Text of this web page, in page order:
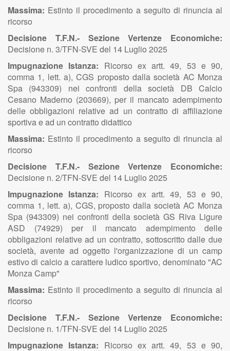
Massima: Estinto il procedimento a seguito di rinuncia al
ricorso
Decisione T.F.N.- Sezione Vertenze Economiche:
Decisione n. 3/TFN-SVE del 14 Luglio 2025
Impugnazione Istanza: Ricorso ex artt. 49, 53 e 90,
comma 1, lett. a), CGS proposto dalla società AC Monza
Spa (943309) nei confronti della società DB Calcio
Cesano Maderno (203669), per il mancato adempimento
delle obbligazioni relative ad un contratto di affiliazione
sportiva e ad un contratto didattico
Massima: Estinto il procedimento a seguito di rinuncia al
ricorso
Decisione T.F.N.- Sezione Vertenze Economiche:
Decisione n. 2/TFN-SVE del 14 Luglio 2025
Impugnazione Istanza: Ricorso ex artt. 49, 53 e 90,
comma 1, lett. a), CGS, proposto dalla società AC Monza
Spa (943309) nei confronti della società GS Riva Ligure
ASD (74929) per il mancato adempimento delle
obbligazioni relative ad un contratto, sottoscritto dalle due
società, avente ad oggetto l'organizzazione di un camp
estivo di calcio a carattere ludico sportivo, denominato "AC
Monza Camp"
Massima: Estinto il procedimento a seguito di rinuncia al
ricorso
Decisione T.F.N.- Sezione Vertenze Economiche:
Decisione n. 1/TFN-SVE del 14 Luglio 2025
Impugnazione Istanza: Ricorso ex artt. 49, 53 e 90,